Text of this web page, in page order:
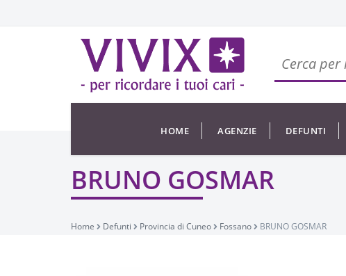
HOME AGENZIE DEFUNTI
BRUNO GOSMAR
Home Defunti Provincia di Cuneo Fossano BRUNO GOSMAR